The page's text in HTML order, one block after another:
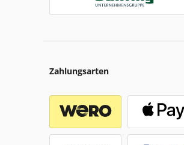
Zahlungsarten